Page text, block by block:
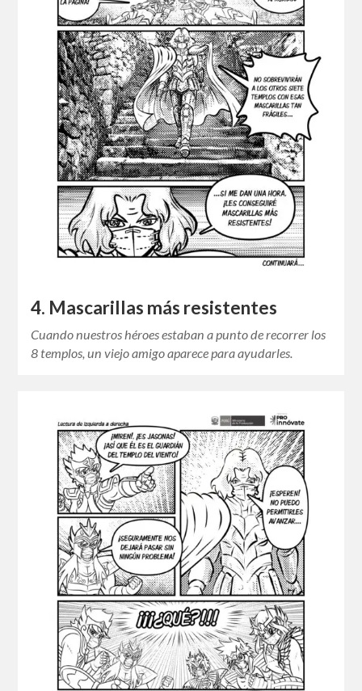
4. Mascarillas más resistentes
Cuando nuestros héroes estaban a punto de recorrer los
8 templos, un viejo amigo aparece para ayudarles.